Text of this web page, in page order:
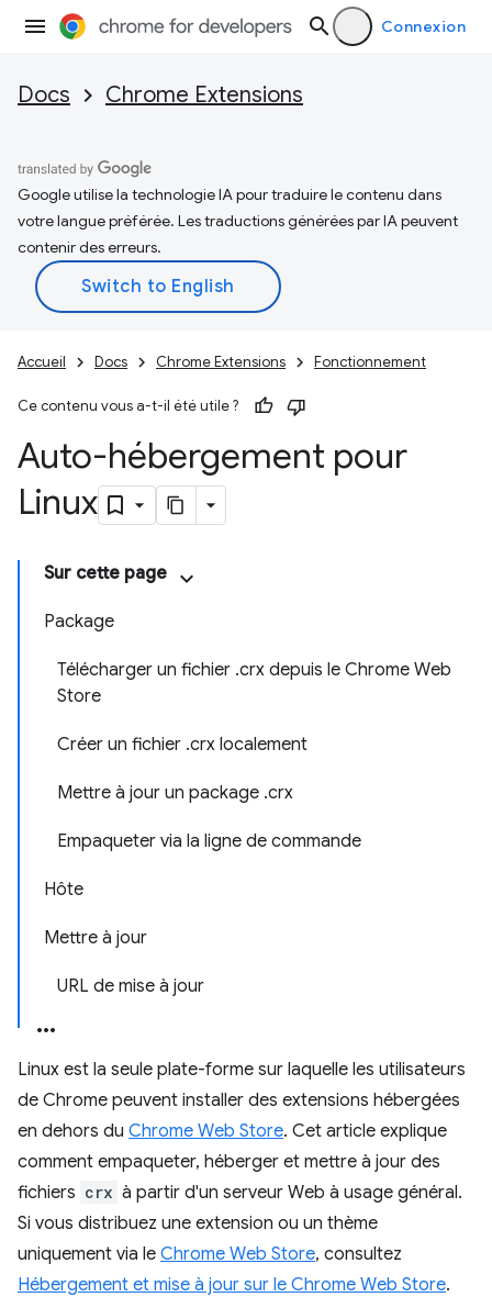
Connexion
Docs Chrome Extensions
Google utilise la technologie IA pour traduire le contenu dans
votre langue préférée. Les traductions générées par IA peuvent
contenir des erreurs.
Accueil Docs Chrome Extensions Fonctionnement
Ce contenu vous a-t-il été utile ?
Auto-hébergement pour
Linux
Sur cette page
Package
Télécharger un fichier .crx depuis le Chrome Web
Store
Créer un fichier .crx localement
Mettre à jour un package .crx
Empaqueter via la ligne de commande
Hôte
Mettre à jour
URL de mise à jour
Linux est la seule plate-forme sur laquelle les utilisateurs
de Chrome peuvent installer des extensions hébergées
en dehors du Chrome Web Store. Cet article explique
comment empaqueter, héberger et mettre à jour des
fichiers crx à partir d'un serveur Web à usage général.
Si vous distribuez une extension ou un thème
uniquement via le Chrome Web Store, consultez
Hébergement et mise à jour sur le Chrome Web Store.